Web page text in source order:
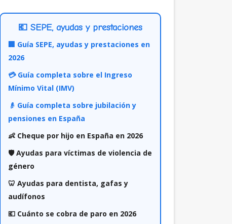
💶 SEPE, ayudas y prestaciones
🏢 Guía SEPE, ayudas y prestaciones en
2026
💳 Guía completa sobre el Ingreso
Mínimo Vital (IMV)
👴 Guía completa sobre jubilación y
pensiones en España
👶 Cheque por hijo en España en 2026
🛡️ Ayudas para víctimas de violencia de
género
🦷 Ayudas para dentista, gafas y
audífonos
💶 Cuánto se cobra de paro en 2026